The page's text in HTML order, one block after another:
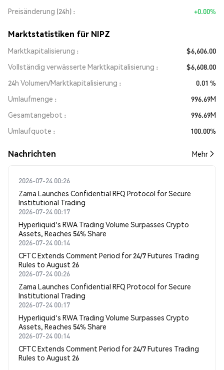
Preisänderung (24h)
+0.00%
Marktstatistiken für NIPZ
Marktkapitalisierung
$6,606.00
Vollständig verwässerte Marktkapitalisierung
$6,608.00
24h Volumen/Marktkapitalisierung
0.01 %
Umlaufmenge
996.69M
Gesamtangebot
996.69M
Umlaufquote
100.00%
Nachrichten Mehr
2026-07-24 00:26
Zama Launches Confidential RFQ Protocol for Secure
Institutional Trading
2026-07-24 00:17
Hyperliquid's RWA Trading Volume Surpasses Crypto
Assets, Reaches 54% Share
2026-07-24 00:14
CFTC Extends Comment Period for 24/7 Futures Trading
Rules to August 26
2026-07-24 00:26
Zama Launches Confidential RFQ Protocol for Secure
Institutional Trading
2026-07-24 00:17
Hyperliquid's RWA Trading Volume Surpasses Crypto
Assets, Reaches 54% Share
2026-07-24 00:14
CFTC Extends Comment Period for 24/7 Futures Trading
Rules to August 26